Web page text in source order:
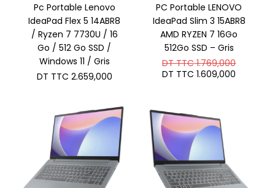
Pc Portable Lenovo
IdeaPad Flex 5 14ABR8
/ Ryzen 7 7730U / 16
Go / 512 Go SSD /
Windows 11 / Gris
DT TTC 2.659,000
PC Portable LENOVO
IdeaPad Slim 3 15ABR8
AMD RYZEN 7 16Go
512Go SSD – Gris
DT TTC1.769,000Le
DT TTC 1.609,000